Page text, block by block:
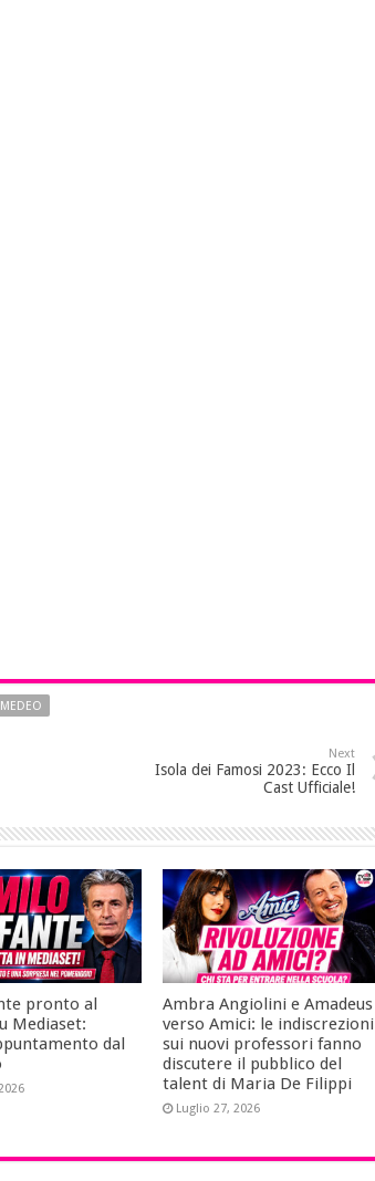
Next
Isola dei Famosi 2023: Ecco Il
Cast Ufficiale!
pronto al
Mediaset:
dal
Ambra Angiolini e Amadeus
verso Amici: le indiscrezioni
sui nuovi professori fanno
discutere il pubblico del
talent di Maria De Filippi
Luglio 27, 2026